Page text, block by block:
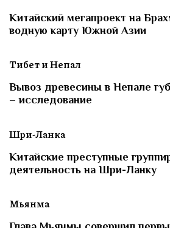
Китайский мегапроект на
водную карту Южной Азии
Тибет и Непал
Вывоз древесины в Непале
– исследование
Шри-Ланка
Китайские преступные
деятельность на Шри-Ланку
Мьянма